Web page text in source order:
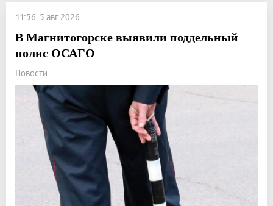
11:56, 5 авг 2026
В Магнитогорске выявили поддельный
полис ОСАГО
Новости